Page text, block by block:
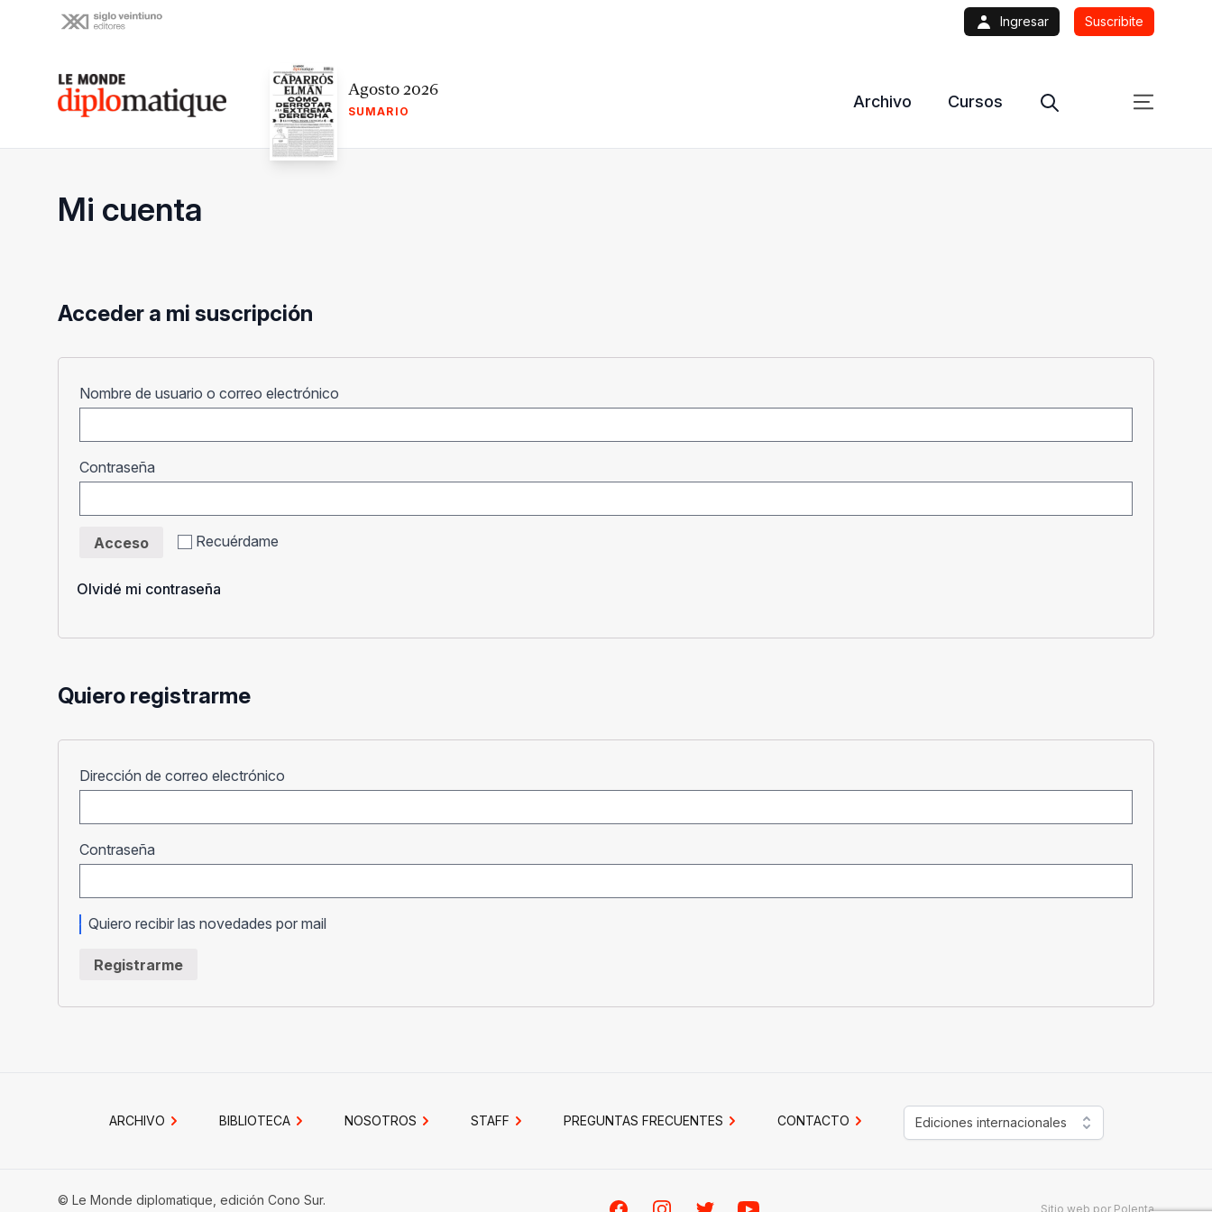
Ingresar Suscribite
Le monde diplomatique Agosto 2026
SUMARIO
Archivo Cursos
Mi cuenta
Acceder a mi suscripción
Nombre de usuario o correo electrónico
Contraseña
Recuérdame
Acceso
Olvidé mi contraseña
Quiero registrarme
Dirección de correo electrónico
Contraseña
Quiero recibir las novedades por mail
Registrarme
ARCHIVO BIBLIOTECA NOSOTROS STAFF PREGUNTAS FRECUENTES CONTACTO Ediciones internacionales
© Le Monde diplomatique, edición Cono Sur.
Sitio web por Polenta